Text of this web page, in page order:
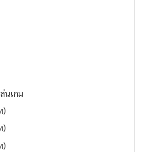
นเกม
)
)
)